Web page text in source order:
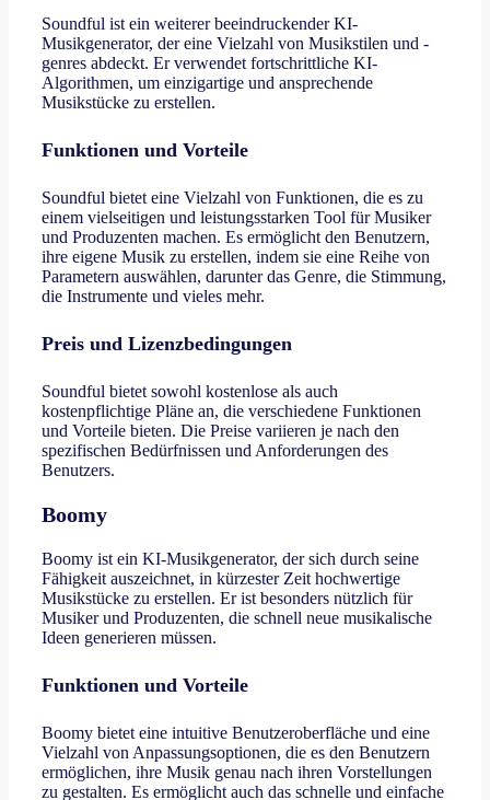
Soundful ist ein weiterer beeindruckender KI-
Musikgenerator, der eine Vielzahl von Musikstilen und -
genres abdeckt. Er verwendet fortschrittliche KI-
Algorithmen, um einzigartige und ansprechende
Musikstücke zu erstellen.
Funktionen und Vorteile
Soundful bietet eine Vielzahl von Funktionen, die es zu
einem vielseitigen und leistungsstarken Tool für Musiker
und Produzenten machen. Es ermöglicht den Benutzern,
ihre eigene Musik zu erstellen, indem sie eine Reihe von
Parametern auswählen, darunter das Genre, die Stimmung,
die Instrumente und vieles mehr.
Preis und Lizenzbedingungen
Soundful bietet sowohl kostenlose als auch
kostenpflichtige Pläne an, die verschiedene Funktionen
und Vorteile bieten. Die Preise variieren je nach den
spezifischen Bedürfnissen und Anforderungen des
Benutzers.
Boomy
Boomy ist ein KI-Musikgenerator, der sich durch seine
Fähigkeit auszeichnet, in kürzester Zeit hochwertige
Musikstücke zu erstellen. Er ist besonders nützlich für
Musiker und Produzenten, die schnell neue musikalische
Ideen generieren müssen.
Funktionen und Vorteile
Boomy bietet eine intuitive Benutzeroberfläche und eine
Vielzahl von Anpassungsoptionen, die es den Benutzern
ermöglichen, ihre Musik genau nach ihren Vorstellungen
zu gestalten. Es ermöglicht auch das schnelle und einfache